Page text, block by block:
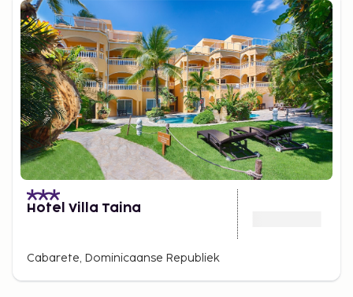
Hotel Villa Taina
Cabarete, Dominicaanse Republiek